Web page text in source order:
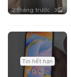
2 tháng trước 3
Tin hết hạn